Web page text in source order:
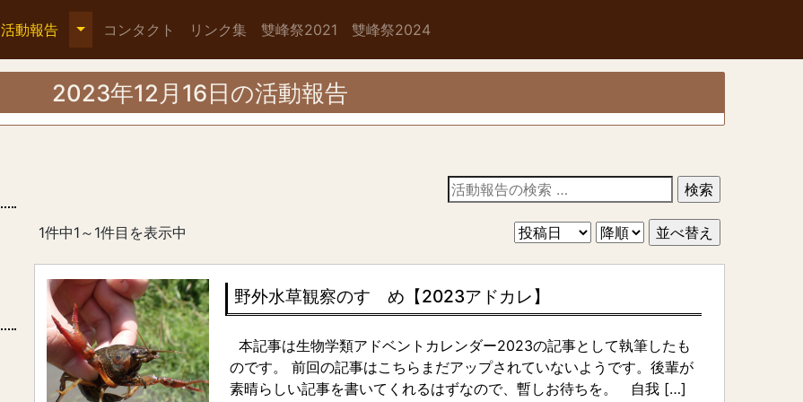
活動報告 コンタクト リンク集 雙峰祭2021 雙峰祭2024
2023年12月16日の活動報告
活
動
検
索
1件中1～1件目を表示中
野外水草観察のすゝめ【2023アドカレ】
本記事は生物学類アドベントカレンダー2023の記事として執筆したも
のです。 前回の記事はこちらまだアップされていないようです。後輩が
素晴らしい記事を書いてくれるはずなので、暫しお待ちを。 自我 […]